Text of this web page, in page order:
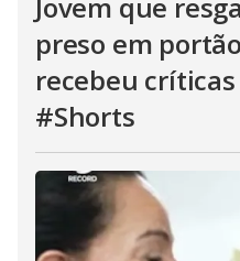
preso em
recebeu
#Shorts